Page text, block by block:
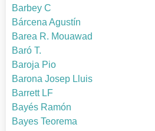
Barbey C
Bárcena Agustín
Barea R. Mouawad
Baró T.
Baroja Pio
Barona Josep Lluis
Barrett LF
Bayés Ramón
Bayes Teorema